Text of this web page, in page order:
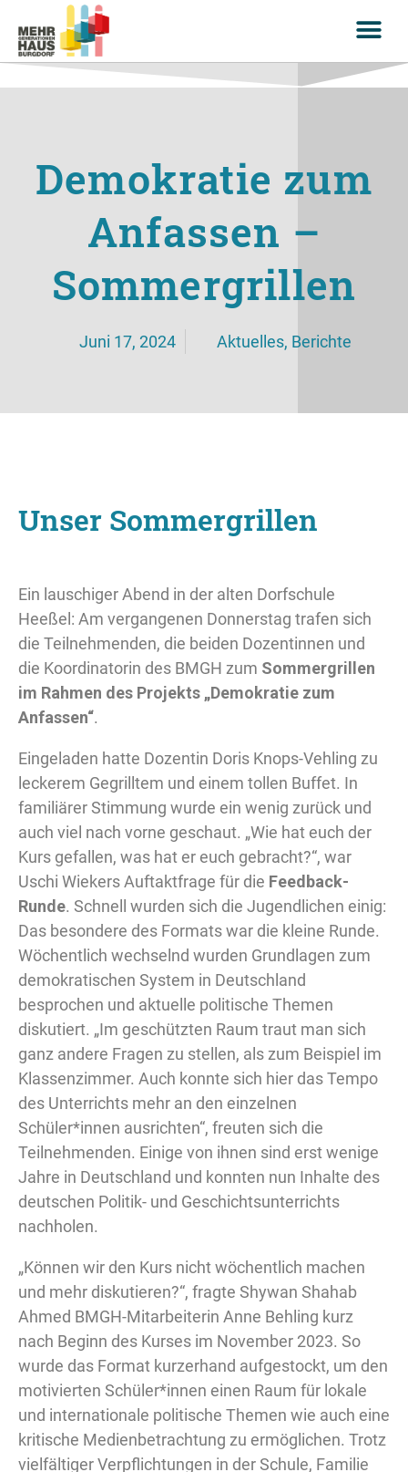
Demokratie zum
Anfassen –
Sommergrillen
Juni 17, 2024 Aktuelles, Berichte
Unser Sommergrillen
Ein lauschiger Abend in der alten Dorfschule
Heeßel: Am vergangenen Donnerstag trafen sich
die Teilnehmenden, die beiden Dozentinnen und
die Koordinatorin des BMGH zum Sommergrillen
im Rahmen des Projekts „Demokratie zum
Anfassen“.
Eingeladen hatte Dozentin Doris Knops-Vehling zu
leckerem Gegrilltem und einem tollen Buffet. In
familiärer Stimmung wurde ein wenig zurück und
auch viel nach vorne geschaut. „Wie hat euch der
Kurs gefallen, was hat er euch gebracht?“, war
Uschi Wiekers Auftaktfrage für die Feedback-
Runde. Schnell wurden sich die Jugendlichen einig:
Das besondere des Formats war die kleine Runde.
Wöchentlich wechselnd wurden Grundlagen zum
demokratischen System in Deutschland
besprochen und aktuelle politische Themen
diskutiert. „Im geschützten Raum traut man sich
ganz andere Fragen zu stellen, als zum Beispiel im
Klassenzimmer. Auch konnte sich hier das Tempo
des Unterrichts mehr an den einzelnen
Schüler*innen ausrichten“, freuten sich die
Teilnehmenden. Einige von ihnen sind erst wenige
Jahre in Deutschland und konnten nun Inhalte des
deutschen Politik- und Geschichtsunterrichts
nachholen.
„Können wir den Kurs nicht wöchentlich machen
und mehr diskutieren?“, fragte Shywan Shahab
Ahmed BMGH-Mitarbeiterin Anne Behling kurz
nach Beginn des Kurses im November 2023. So
wurde das Format kurzerhand aufgestockt, um den
motivierten Schüler*innen einen Raum für lokale
und internationale politische Themen wie auch eine
kritische Medienbetrachtung zu ermöglichen. Trotz
vielfältiger Verpflichtungen in der Schule, Familie